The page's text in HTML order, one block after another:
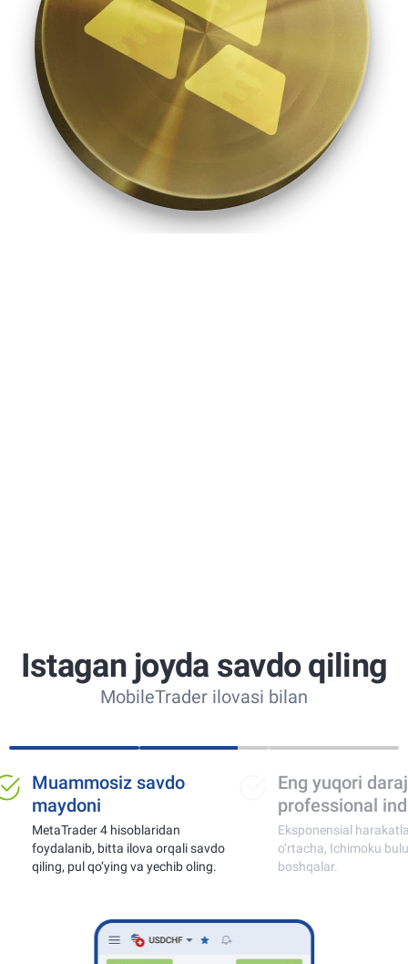
Istagan joyda savdo qiling
MobileTrader ilovasi bilan
savdo
4 hisoblaridan
bitta ilova orqali savdo
qo‘ying va yechib oling.
Eng yuqori darajadagi
professional indikatorlar
Eksponensial harakatlanuvchi
o‘rtacha, Ichimoku buluti va
boshqalar.